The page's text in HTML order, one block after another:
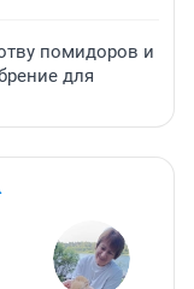
помидоров и
для